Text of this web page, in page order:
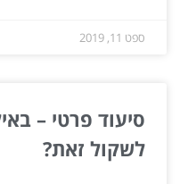
ספט 11, 2019
סיעוד פרטי –
לשקול זאת?